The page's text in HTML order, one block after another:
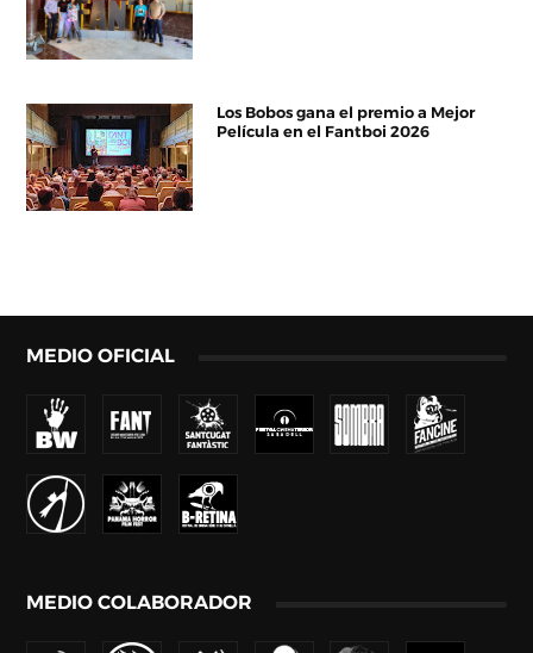
Los Bobos gana el premio a Mejor
Película en el Fantboi 2026
MEDIO OFICIAL
MEDIO COLABORADOR